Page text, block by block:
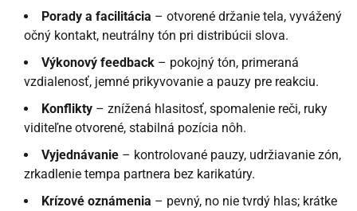
Porady a facilitácia – otvorené držanie tela, vyvážený
očný kontakt, neutrálny tón pri distribúcii slova.
Výkonový feedback – pokojný tón, primeraná
vzdialenosť, jemné prikyvovanie a pauzy pre reakciu.
Konflikty – znížená hlasitosť, spomalenie reči, ruky
viditeľne otvorené, stabilná pozícia nôh.
Vyjednávanie – kontrolované pauzy, udržiavanie zón,
zrkadlenie tempa partnera bez karikatúry.
Krízové oznámenia – pevný, no nie tvrdý hlas; krátke